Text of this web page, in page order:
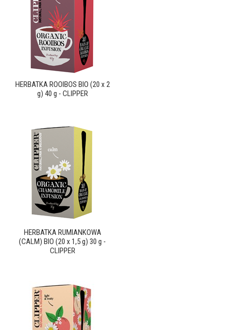
HERBATKA ROOIBOS BIO (20 x 2
g) 40 g - CLIPPER
HERBATKA RUMIANKOWA
(CALM) BIO (20 x 1,5 g) 30 g -
CLIPPER